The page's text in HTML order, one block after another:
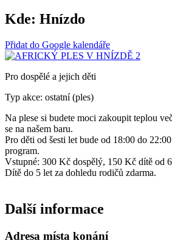
Kde: Hnízdo
Přidat do Google kalendáře
Pro dospělé a jejich děti
Typ akce: ostatní (ples)
Na plese si budete moci zakoupit teplou
se na našem baru.
Pro děti od šesti let bude od 18:00 do
program.
Vstupné: 300 Kč dospělý, 150 Kč dítě od
Dítě do 5 let za dohledu rodičů zdarma.
Další informace
Adresa místa konání